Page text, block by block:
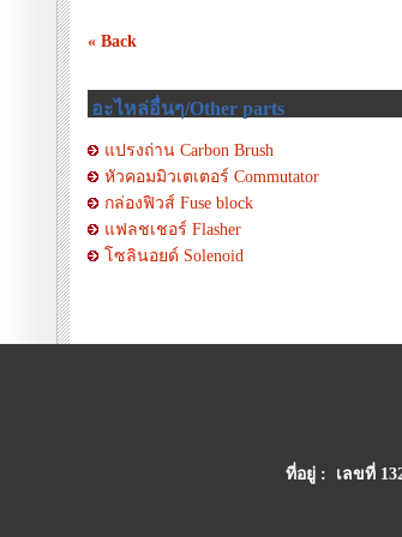
« Back
อะไหล่อื่นๆ/Other parts
แปรงถ่าน Carbon Brush
หัวคอมมิวเตเตอร์ Commutator
กล่องฟิวส์ Fuse block
แฟลชเชอร์ Flasher
โซลินอยด์ Solenoid
ที่อยู่ : เลขที่